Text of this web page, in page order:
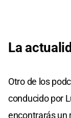
La
Otro de los
conducido por
encontrarás un